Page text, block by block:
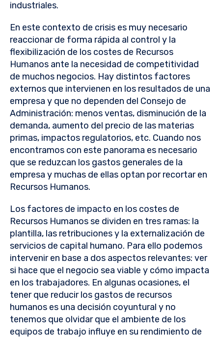
industriales.
En este contexto de crisis es muy necesario
reaccionar de forma rápida al control y la
flexibilización de los costes de Recursos
Humanos ante la necesidad de competitividad
de muchos negocios. Hay distintos factores
externos que intervienen en los resultados de una
empresa y que no dependen del Consejo de
Administración: menos ventas, disminución de la
demanda, aumento del precio de las materias
primas, impactos regulatorios, etc. Cuando nos
encontramos con este panorama es necesario
que se reduzcan los gastos generales de la
empresa y muchas de ellas optan por recortar en
Recursos Humanos.
Los factores de impacto en los costes de
Recursos Humanos se dividen en tres ramas: la
plantilla, las retribuciones y la externalización de
servicios de capital humano. Para ello podemos
intervenir en base a dos aspectos relevantes: ver
si hace que el negocio sea viable y cómo impacta
en los trabajadores. En algunas ocasiones, el
tener que reducir los gastos de recursos
humanos es una decisión coyuntural y no
tenemos que olvidar que el ambiente de los
equipos de trabajo influye en su rendimiento de